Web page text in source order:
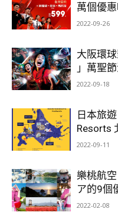
萬個優惠
2022-09-26
大阪環
」萬聖
2022-09-18
日本旅
Resorts
2022-09-11
樂桃航
ア的9個
2022-02-08